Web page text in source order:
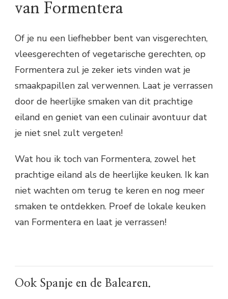
van Formentera
Of je nu een liefhebber bent van visgerechten,
vleesgerechten of vegetarische gerechten, op
Formentera zul je zeker iets vinden wat je
smaakpapillen zal verwennen. Laat je verrassen
door de heerlijke smaken van dit prachtige
eiland en geniet van een culinair avontuur dat
je niet snel zult vergeten!
Wat hou ik toch van Formentera, zowel het
prachtige eiland als de heerlijke keuken. Ik kan
niet wachten om terug te keren en nog meer
smaken te ontdekken. Proef de lokale keuken
van Formentera en laat je verrassen!
Ook Spanje en de Balearen.